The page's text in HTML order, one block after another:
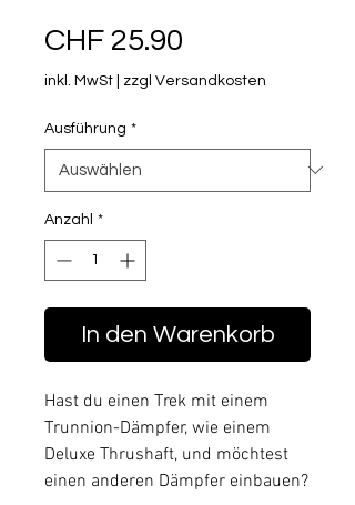
CHF 25.90
inkl. MwSt zzgl Versandkosten
Ausführung *
Anzahl *
In den Warenkorb
Hast du einen Trek mit einem
Trunnion-Dämpfer, wie einem
Deluxe Thrushaft, und möchtest
einen anderen Dämpfer einbauen?